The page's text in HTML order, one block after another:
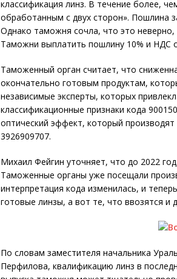
классификация линз. В течение более,
обработанным с двух сторон». Пошлина
Однако таможня сочла, что это неверно,
Таможни выплатить пошлину 10% и НДС
Таможенный орган считает, что
окончательно готовым продуктам,
независимые эксперты, которых
классификационные признаки кода
оптический эффект, который
3926909707.
Михаил Фейгин уточняет, что до 2022
Таможенные органы уже посещали
интерпретация кода изменилась, и
готовые линзы, а вот те, что ввозятся и
По словам заместителя начальника
Перфилова, квалификацию линз в